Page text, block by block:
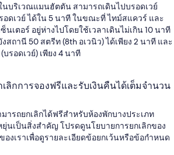
นบริเวณแมนฮัตตัน สามารถเดินไปบรอดเวย์
อดเวย์ ได้ใน 5 นาที ในขณะที่ ไทม์สแควร์ และ
นเตอร์ อยู่ห่างไปโดยใช้เวลาเดินไม่เกิน 10 นาที
สถานี 50 สตรีท (8th อเวนิว) ได้เพียง 2 นาที และ
รอดเวย์) เพียง 4 นาที
ลิกการจองฟรีและรับเงินคืนได้เต็มจำนวน
ารถยกเลิกได้ฟรีสำหรับห้องพักบางประเภท
ยุ่นเป็นสิ่งสำคัญ โปรดดูนโยบายการยกเลิกของ
งเราเพื่อดูรายละเอียดข้อยกเว้นหรือข้อกำหนด